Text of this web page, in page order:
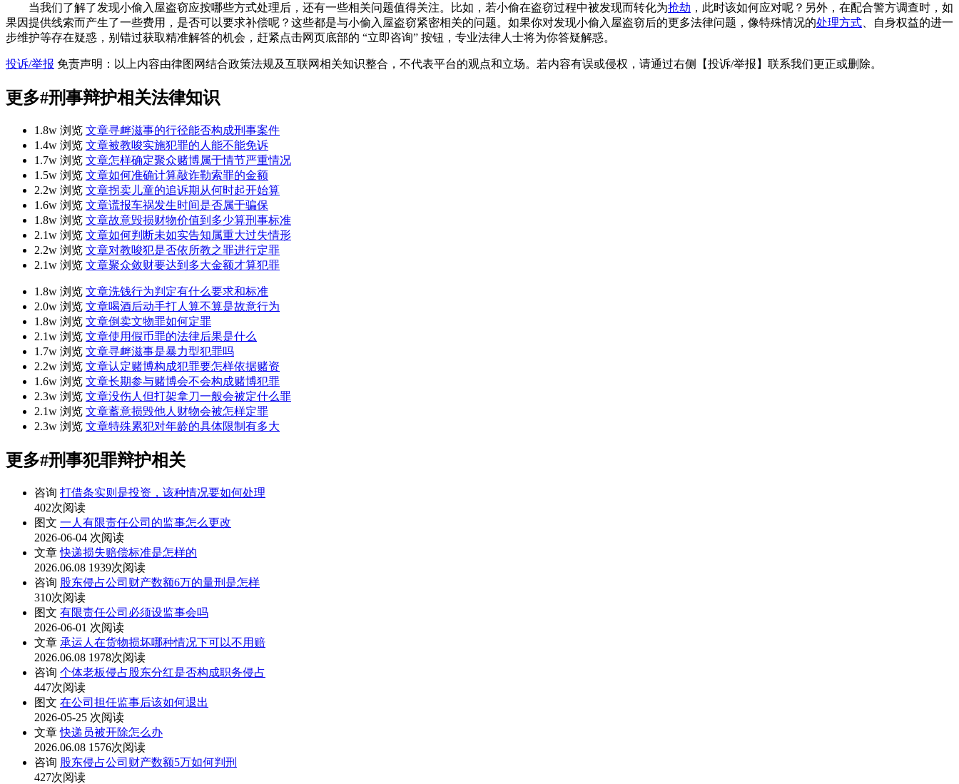
当我们了解了发现小偷入屋盗窃应按哪些方式处理后，还有一些相关问题值得关注。比如，若小偷在盗窃过程中被发现而转化为抢劫 ，此时该如何应对呢？另外，在配合警方调查时，如
果因提供线索而产生了一些费用，是否可以要求补偿呢？这些都是与小偷入屋盗窃紧密相关的问题。如果你对发现小偷入屋盗窃后的更多法律问题，像特殊情况的处理方式 、自身权益的进一
步维护等存在疑惑，别错过获取精准解答的机会，赶紧点击网页底部的 “立即咨询” 按钮，专业法律人士将为你答疑解惑。
投诉/举报 免责声明：以上内容由律图网结合政策法规及互联网相关知识整合，不代表平台的观点和立场。若内容有误或侵权，请通过右侧【投诉/举报】联系我们更正或删除。
更多#刑事辩护相关法律知识
1.8w 浏览 文章寻衅滋事的行径能否构成刑事案件
1.4w 浏览 文章被教唆实施犯罪的人能不能免诉
1.7w 浏览 文章怎样确定聚众赌博属于情节严重情况
1.5w 浏览 文章如何准确计算敲诈勒索罪的金额
2.2w 浏览 文章拐卖儿童的追诉期从何时起开始算
1.6w 浏览 文章谎报车祸发生时间是否属于骗保
1.8w 浏览 文章故意毁损财物价值到多少算刑事标准
2.1w 浏览 文章如何判断未如实告知属重大过失情形
2.2w 浏览 文章对教唆犯是否依所教之罪进行定罪
2.1w 浏览 文章聚众敛财要达到多大金额才算犯罪
1.8w 浏览 文章洗钱行为判定有什么要求和标准
2.0w 浏览 文章喝酒后动手打人算不算是故意行为
1.8w 浏览 文章倒卖文物罪如何定罪
2.1w 浏览 文章使用假币罪的法律后果是什么
1.7w 浏览 文章寻衅滋事是暴力型犯罪吗
2.2w 浏览 文章认定赌博构成犯罪要怎样依据赌资
1.6w 浏览 文章长期参与赌博会不会构成赌博犯罪
2.3w 浏览 文章没伤人但打架拿刀一般会被定什么罪
2.1w 浏览 文章蓄意损毁他人财物会被怎样定罪
2.3w 浏览 文章特殊累犯对年龄的具体限制有多大
更多#刑事犯罪辩护相关
咨询 打借条实则是投资，该种情况要如何处理
402次阅读
图文 一人有限责任公司的监事怎么更改
2026-06-04 次阅读
文章 快递损失赔偿标准是怎样的
2026.06.08 1939次阅读
咨询 股东侵占公司财产数额6万的量刑是怎样
310次阅读
图文 有限责任公司必须设监事会吗
2026-06-01 次阅读
文章 承运人在货物损坏哪种情况下可以不用赔
2026.06.08 1978次阅读
咨询 个体老板侵占股东分红是否构成职务侵占
447次阅读
图文 在公司担任监事后该如何退出
2026-05-25 次阅读
文章 快递员被开除怎么办
2026.06.08 1576次阅读
咨询 股东侵占公司财产数额5万如何判刑
427次阅读